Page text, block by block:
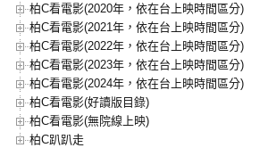
柏C看電影(2020年，依在台上映時間區分)
柏C看電影(2021年，依在台上映時間區分)
柏C看電影(2022年，依在台上映時間區分)
柏C看電影(2023年，依在台上映時間區分)
柏C看電影(2024年，依在台上映時間區分)
柏C看電影(好讀版目錄)
柏C看電影(無院線上映)
柏C趴趴走